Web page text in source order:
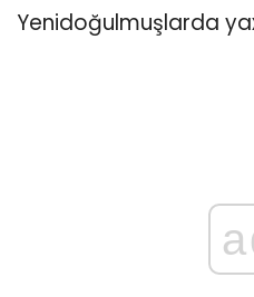
Yenidoğulmuşlarda